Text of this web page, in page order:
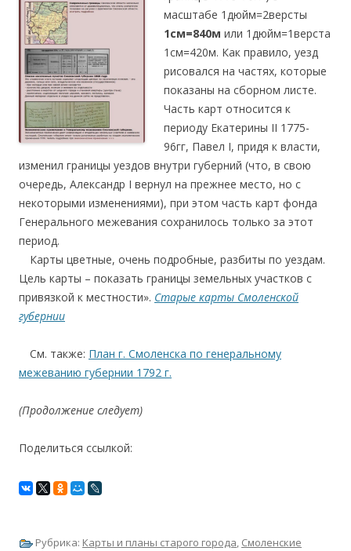
масштабе 1дюйм=2версты
1см=840м или 1дюйм=1верста
1см=420м. Как правило, уезд
рисовался на частях, которые
показаны на сборном листе.
Часть карт относится к
периоду Екатерины II 1775-
96гг, Павел I, придя к власти,
изменил границы уездов внутри губерний (что, в свою
очередь, Александр I вернул на прежнее место, но с
некоторыми изменениями), при этом часть карт фонда
Генерального межевания сохранилось только за этот
период.
Карты цветные, очень подробные, разбиты по уездам.
Цель карты – показать границы земельных участков с
привязкой к местности». Старые карты Смоленской
губернии
См. также: План г. Смоленска по генеральному
межеванию губернии 1792 г.
(Продолжение следует)
Поделиться ссылкой:
Рубрика: Карты и планы старого города, Смоленские